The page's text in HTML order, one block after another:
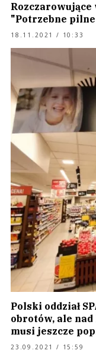
Rozczarowujące
"Potrzebne
18.11.2021 / 10:33
Polski oddział
obrotów, ale
musi jeszcze
23.09.2021 / 15:59